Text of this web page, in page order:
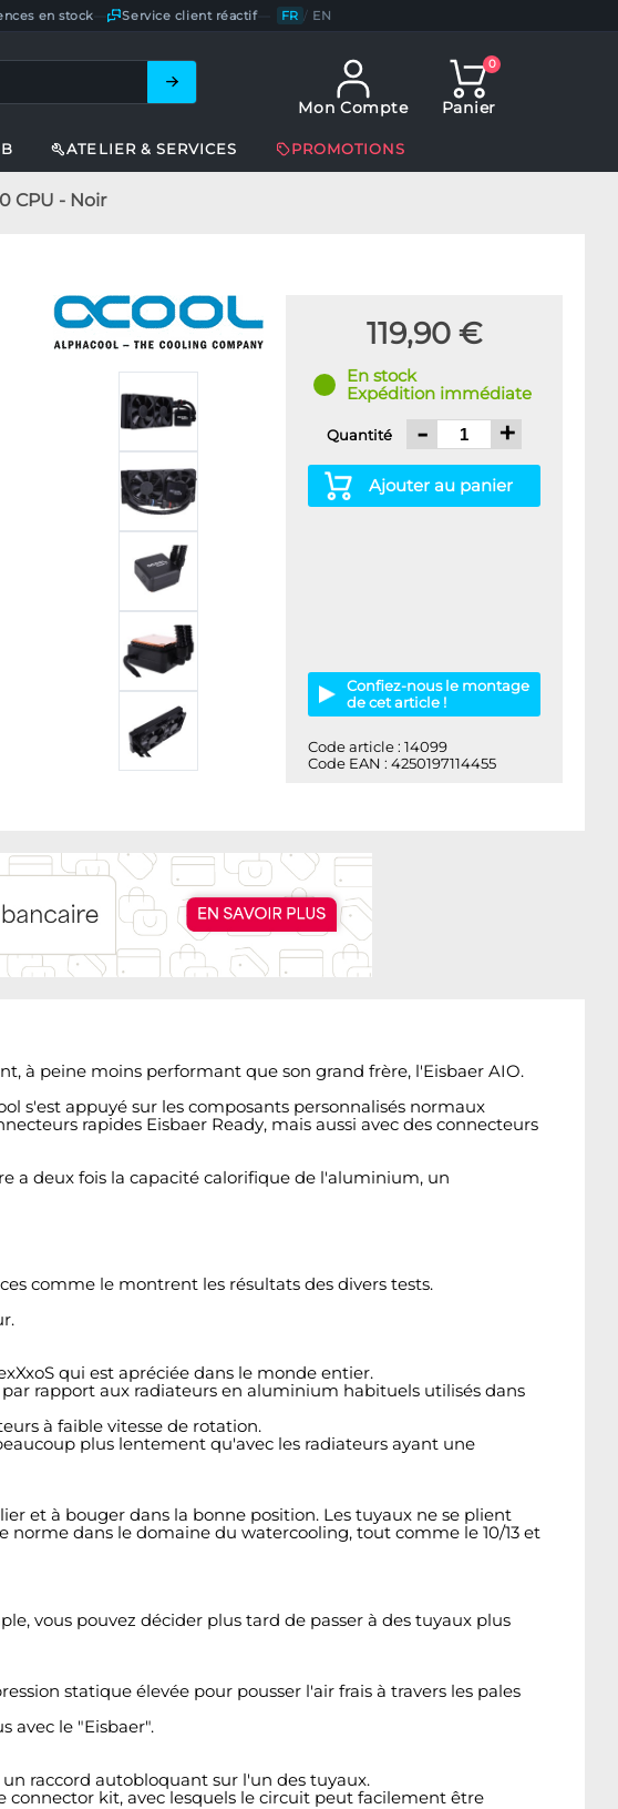
en stock Service client réactif— FR / EN
Mon Compte
0
Panier
ATELIER & SERVICES PROMOTIONS
CPU - Noir
119,90 €
En stock
Expédition immédiate
Quantité - +
Ajouter au panier
Confiez-nous le montage
de cet article !
Code article : 14099
Code EAN : 4250197114455
à peine moins performant que son grand frère, l'Eisbaer AIO.
s'est appuyé sur les composants personnalisés normaux
rapides Eisbaer Ready, mais aussi avec des connecteurs
a deux fois la capacité calorifique de l'aluminium, un
comme le montrent les résultats des divers tests.
qui est apréciée dans le monde entier.
rapport aux radiateurs en aluminium habituels utilisés dans
à faible vitesse de rotation.
plus lentement qu'avec les radiateurs ayant une
et à bouger dans la bonne position. Les tuyaux ne se plient
norme dans le domaine du watercooling, tout comme le 10/13 et
vous pouvez décider plus tard de passer à des tuyaux plus
statique élevée pour pousser l'air frais à travers les pales
avec le "Eisbaer".
raccord autobloquant sur l'un des tuyaux.
connector kit, avec lesquels le circuit peut facilement être